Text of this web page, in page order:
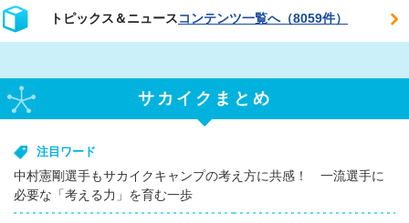
トピックス＆ニュースコンテンツ一覧へ（8059件）
サカイクまとめ
注目ワード
中村憲剛選手もサカイクキャンプの考え方に共感！ 一流選手に
必要な「考える力」を育む一歩